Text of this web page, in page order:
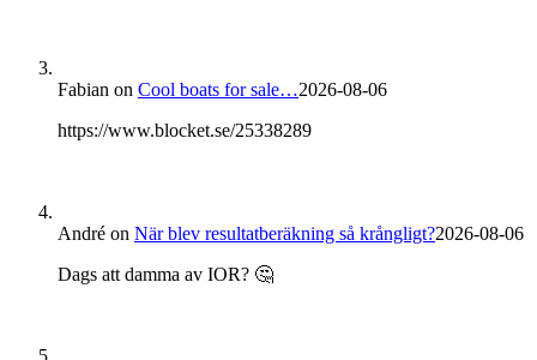
Fabian on Cool boats for sale…2026-08-06
https://www.blocket.se/25338289
André on När blev resultatberäkning så krångligt?2026-08-06
Dags att damma av IOR? 🤔